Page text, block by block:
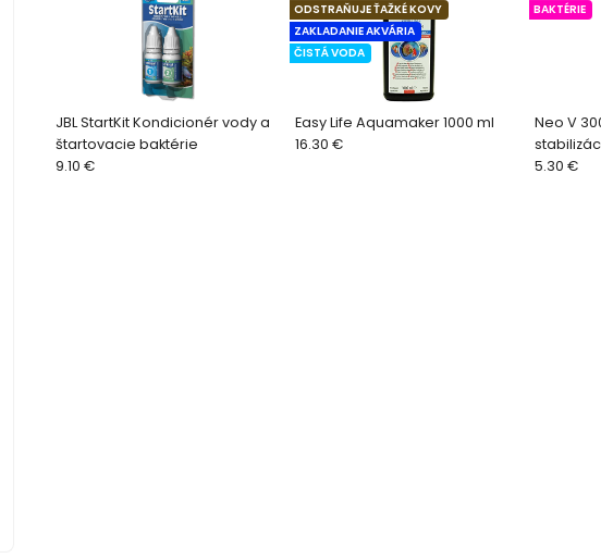
JBL StartKit Kondicionér vody a
štartovacie baktérie
9.10 €
Easy Life Aquamaker 1000 ml
ODSTRAŇUJE ŤAŽKÉ KOVY
ZAKLADANIE AKVÁRIA
ČISTÁ VODA
16.30 €
Neo V
ryby
BAKTÉRIE
5.30 €